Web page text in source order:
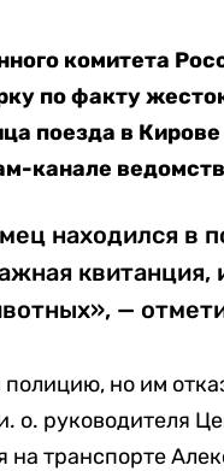
комитета
по факту
поезда в
канале
находился в
квитанция,
—
полицию, но им
о. руководителя
на транспорте